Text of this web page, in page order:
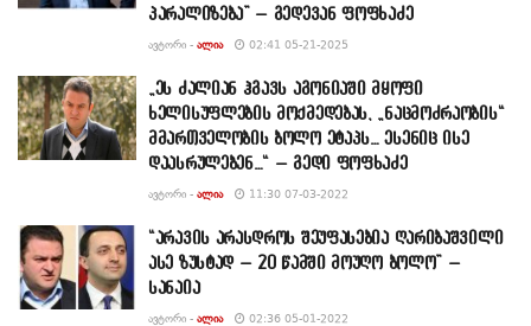
პარალიზება” – გედევან ფოფხაძე
ᲐᲕᲢᲝᲠᲘ - ᲐᲚᲘᲐ 02:41 05-21-2025
„ეს ძალიან ჰგავს აგონიაში მყოფი
ხელისუფლების მოქმედებას, „ნაცმოძრაობის“
მმართველობის ბოლო ეტაპს… ესენიც ისე
დაასრულებენ…“ – გედი ფოფხაძე
ᲐᲕᲢᲝᲠᲘ - ᲐᲚᲘᲐ 11:30 07-03-2022
“არავის არასდროს შეუფასებია ღარიბაშვილი
ასე ზუსტად – 20 წამში მოუღო ბოლო” –
სანაია
ᲐᲕᲢᲝᲠᲘ - ᲐᲚᲘᲐ 02:36 05-01-2022